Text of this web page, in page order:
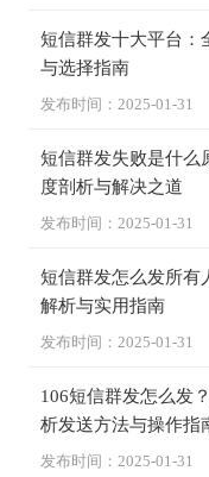
短信群发十大平台：
与选择指南
发布时间：2025-01-31
短信群发失败是什么
度剖析与解决之道
发布时间：2025-01-31
短信群发怎么发所有
解析与实用指南
发布时间：2025-01-31
106短信群发怎么发
析发送方法与操作指
发布时间：2025-01-31